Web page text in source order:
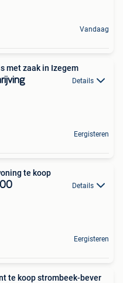
Vandaag
met zaak in Izegem
Details
Eergisteren
te koop
Details
Eergisteren
te koop strombeek-bever